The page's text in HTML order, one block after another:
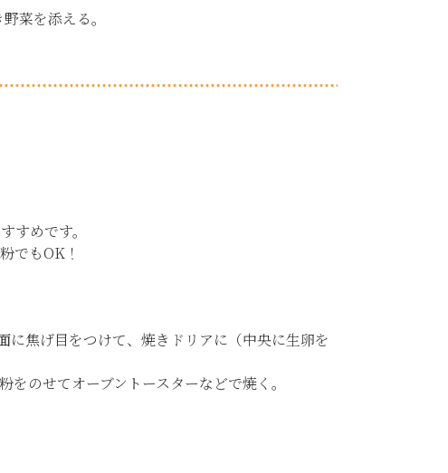
菜を添える。
すめです。
でもOK！
焦げ目をつけて、焼きドリアに（中央に生卵を
のせてオーブントースターなどで焼く。